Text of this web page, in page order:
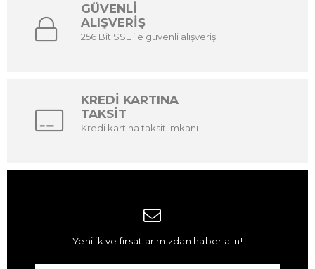
GÜVENLİ
ALIŞVERİŞ
256 Bit SSL ile güvenli alışveriş
KREDİ KARTINA
TAKSİT
Kredi kartına taksit imkanı
Yenilik ve fırsatlarımızdan haber alın!